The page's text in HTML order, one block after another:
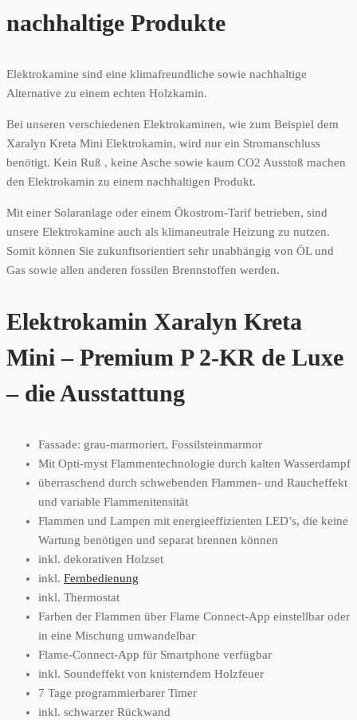
nachhaltige Produkte
Elektrokamine sind eine klimafreundliche sowie nachhaltige
Alternative zu einem echten Holzkamin.
Bei unseren verschiedenen Elektrokaminen, wie zum Beispiel dem
Xaralyn Kreta Mini Elektrokamin, wird nur ein Stromanschluss
benötigt. Kein Ruß , keine Asche sowie kaum CO2 Ausstoß machen
den Elektrokamin zu einem nachhaltigen Produkt.
Mit einer Solaranlage oder einem Ökostrom-Tarif betrieben, sind
unsere Elektrokamine auch als klimaneutrale Heizung zu nutzen.
Somit können Sie zukunftsorientiert sehr unabhängig von ÖL und
Gas sowie allen anderen fossilen Brennstoffen werden.
Elektrokamin Xaralyn Kreta
Mini – Premium P 2-KR de Luxe
– die Ausstattung
Fassade: grau-marmoriert, Fossilsteinmarmor
Mit Opti-myst Flammentechnologie durch kalten Wasserdampf
überraschend durch schwebenden Flammen- und Raucheffekt
und variable Flammenitensität
Flammen und Lampen mit energieeffizienten LED’s, die keine
Wartung benötigen und separat brennen können
inkl. dekorativen Holzset
inkl. Fernbedienung
inkl. Thermostat
Farben der Flammen über Flame Connect-App einstellbar oder
in eine Mischung umwandelbar
Flame-Connect-App für Smartphone verfügbar
inkl. Soundeffekt von knisterndem Holzfeuer
7 Tage programmierbarer Timer
inkl. schwarzer Rückwand